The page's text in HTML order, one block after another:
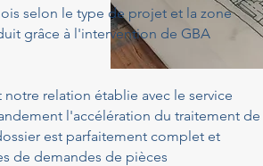
selon le type de projet et la zone
grâce à l'intervention de GBA
relation établie avec le service
l'accélération du traitement de
est parfaitement complet et
de demandes de pièces